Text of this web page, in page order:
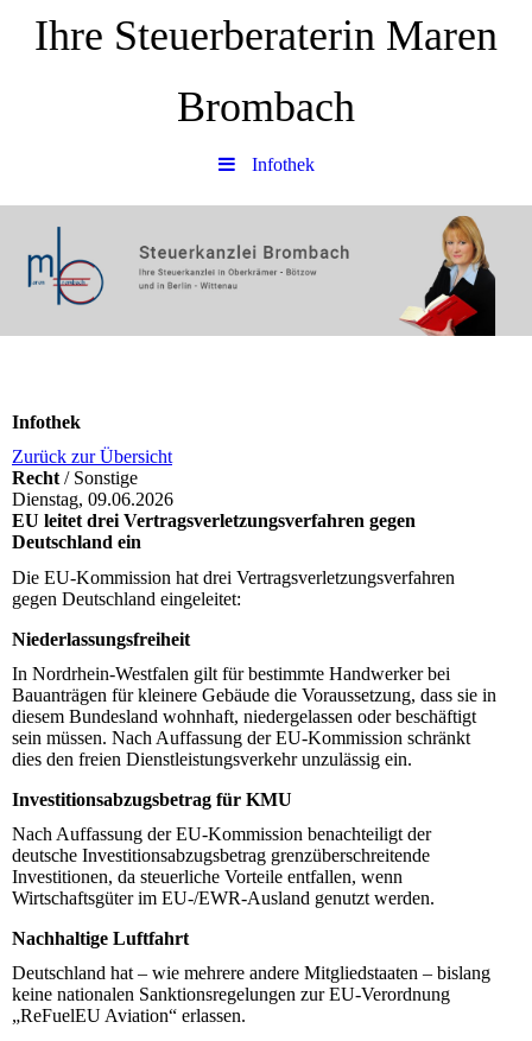
Ihre Steuerberaterin Maren
Brombach
Infothek
Infothek
Zurück zur Übersicht
Recht / Sonstige
Dienstag, 09.06.2026
EU leitet drei Vertragsverletzungsverfahren gegen
Deutschland ein
Die EU-Kommission hat drei Vertragsverletzungsverfahren
gegen Deutschland eingeleitet:
Niederlassungsfreiheit
In Nordrhein-Westfalen gilt für bestimmte Handwerker bei
Bauanträgen für kleinere Gebäude die Voraussetzung, dass sie in
diesem Bundesland wohnhaft, niedergelassen oder beschäftigt
sein müssen. Nach Auffassung der EU-Kommission schränkt
dies den freien Dienstleistungsverkehr unzulässig ein.
Investitionsabzugsbetrag für KMU
Nach Auffassung der EU-Kommission benachteiligt der
deutsche Investitionsabzugsbetrag grenzüberschreitende
Investitionen, da steuerliche Vorteile entfallen, wenn
Wirtschaftsgüter im EU-/EWR-Ausland genutzt werden.
Nachhaltige Luftfahrt
Deutschland hat – wie mehrere andere Mitgliedstaaten – bislang
keine nationalen Sanktionsregelungen zur EU-Verordnung
„ReFuelEU Aviation“ erlassen.